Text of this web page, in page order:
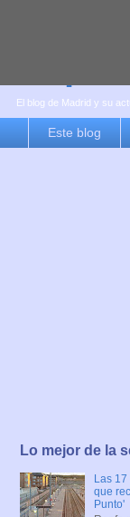
es
El blog de Madrid y su
Este blog
Lo mejor de la
Las
que
Punto'